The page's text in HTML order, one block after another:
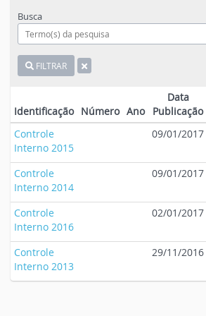
Busca
FILTRAR
Identificação Número Ano
Data
Publicação
Controle
Interno 2015
09/01/2017
Controle
Interno 2014
09/01/2017
Controle
Interno 2016
02/01/2017
Controle
Interno 2013
29/11/2016